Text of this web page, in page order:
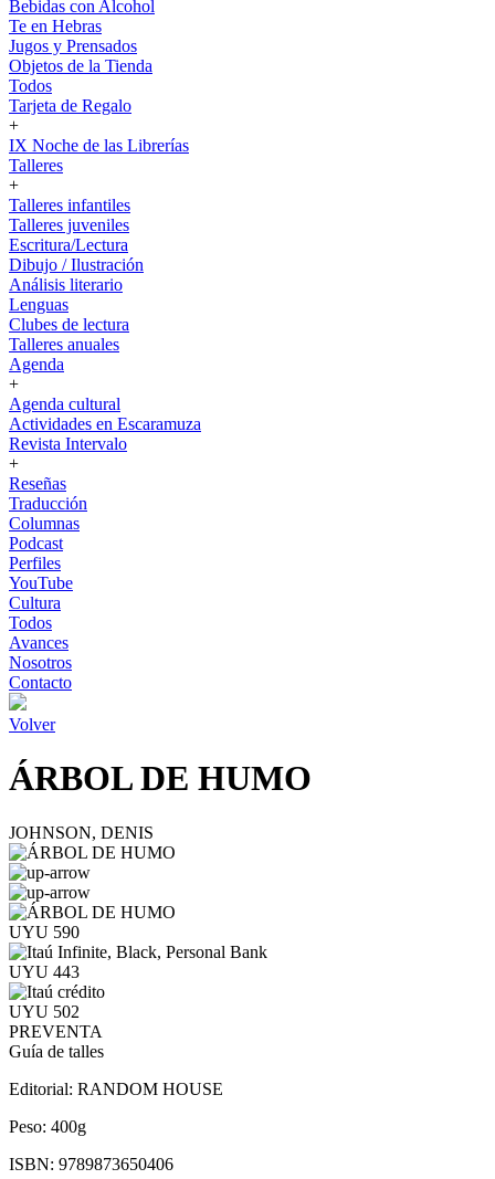
Bebidas con Alcohol
Te en Hebras
Jugos y Prensados
Objetos de la Tienda
Todos
Tarjeta de Regalo
+
IX Noche de las Librerías
Talleres
+
Talleres infantiles
Talleres juveniles
Escritura/Lectura
Dibujo / Ilustración
Análisis literario
Lenguas
Clubes de lectura
Talleres anuales
Agenda
+
Agenda cultural
Actividades en Escaramuza
Revista Intervalo
+
Reseñas
Traducción
Columnas
Podcast
Perfiles
YouTube
Cultura
Todos
Avances
Nosotros
Contacto
Volver
ÁRBOL DE HUMO
JOHNSON, DENIS
UYU 590
UYU 443
UYU 502
PREVENTA
Guía de talles
Editorial: RANDOM HOUSE
Peso: 400g
ISBN: 9789873650406